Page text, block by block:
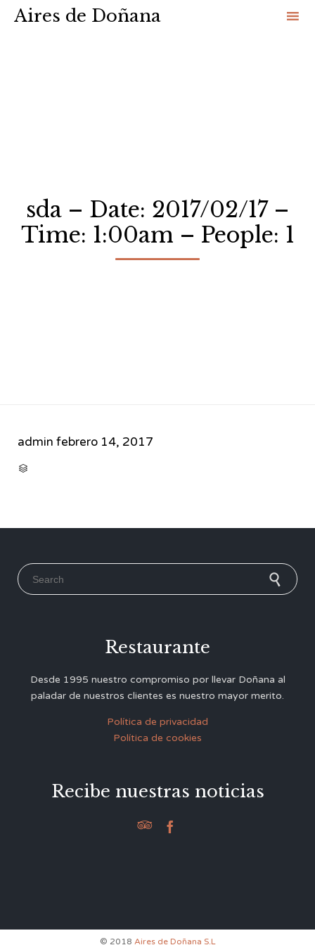
Aires de Doñana
sda – Date: 2017/02/17 –
Time: 1:00am – People: 1
admin febrero 14, 2017

Search for:
Restaurante
Desde 1995 nuestro compromiso por llevar Doñana al
paladar de nuestros clientes es nuestro mayor merito.
Política de privacidad
Política de cookies
Recibe nuestras noticias
 
© 2018 Aires de Doñana S.L